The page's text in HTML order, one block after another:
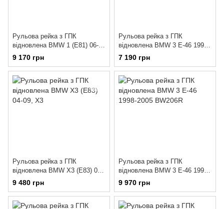
Рульова рейка з ГПК
відновлена BMW 1 (E81) 06-12
BW219R
9 170 грн
Рульова рейка з ГПК
відновлена BMW 3 E-46 1998-
2005
7 190 грн
Рульова рейка з ГПК
відновлена BMW X3 (E83) 04-
09
9 480 грн
Рульова рейка з ГПК
відновлена BMW 3 E-46 1998-
2005 BW206R
9 970 грн